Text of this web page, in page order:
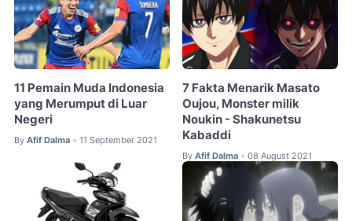
11 Pemain Muda Indonesia
yang Merumput di Luar
Negeri
By Afif Dalma • 11 September 2021
7 Fakta Menarik Masato
Oujou, Monster milik
Noukin - Shakunetsu
Kabaddi
By Afif Dalma • 08 August 2021